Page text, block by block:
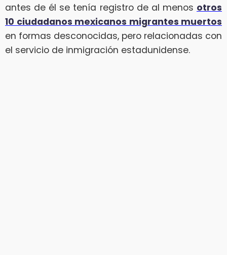
antes de él se tenía registro de al menos otros
10 ciudadanos mexicanos migrantes muertos
en formas desconocidas, pero relacionadas con
el servicio de inmigración estadunidense.